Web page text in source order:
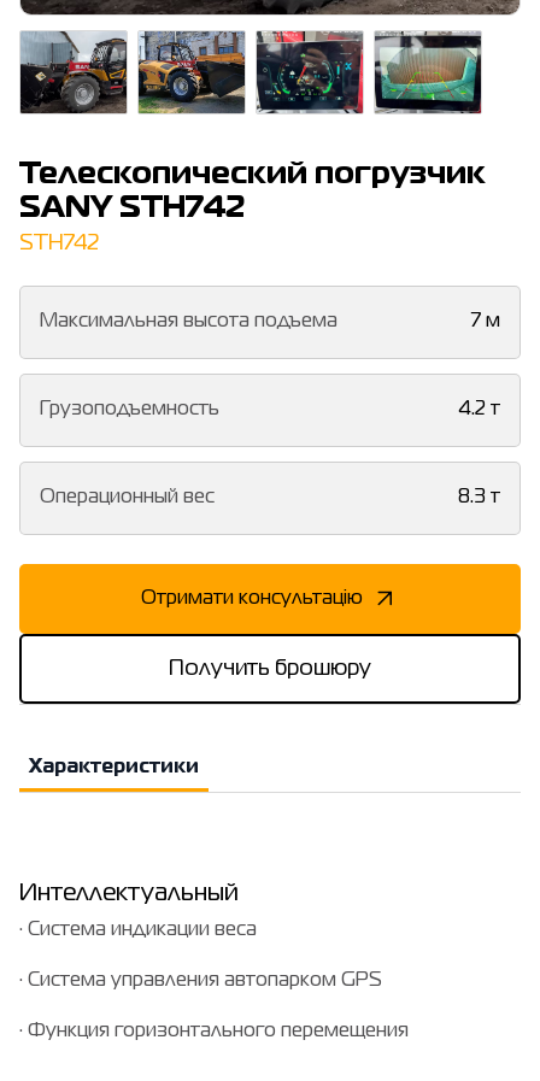
Телескопический погрузчик
SANY STH742
STH742
Максимальная высота подъема 7 м
Грузоподъемность 4.2 т
Операционный вес 8.3 т
Отримати консультацію
Получить брошюру
Характеристики
Интеллектуальный
· Система индикации веса
· Система управления автопарком GPS
· Функция горизонтального перемещения